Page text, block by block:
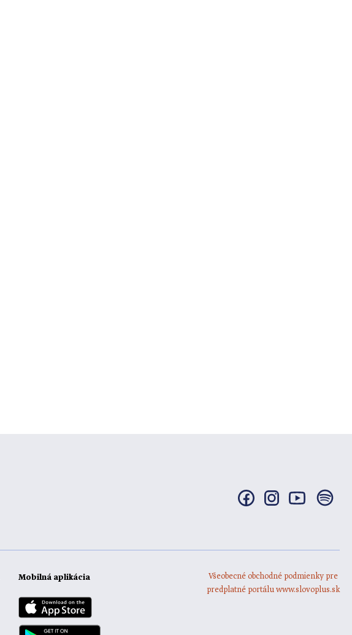
Mobilná aplikácia
Všeobecné obchodné podmienky pre
predplatné portálu www.slovoplus.sk